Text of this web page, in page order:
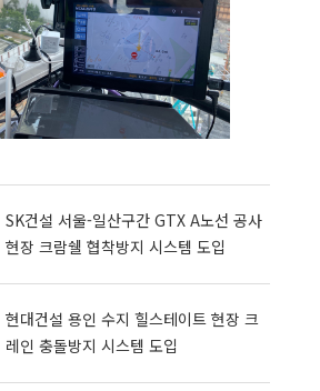
SK건설 서울-일산구간 GTX A노선 공사
현장 크람쉘 협착방지 시스템 도입
현대건설 용인 수지 힐스테이트 현장 크
레인 충돌방지 시스템 도입